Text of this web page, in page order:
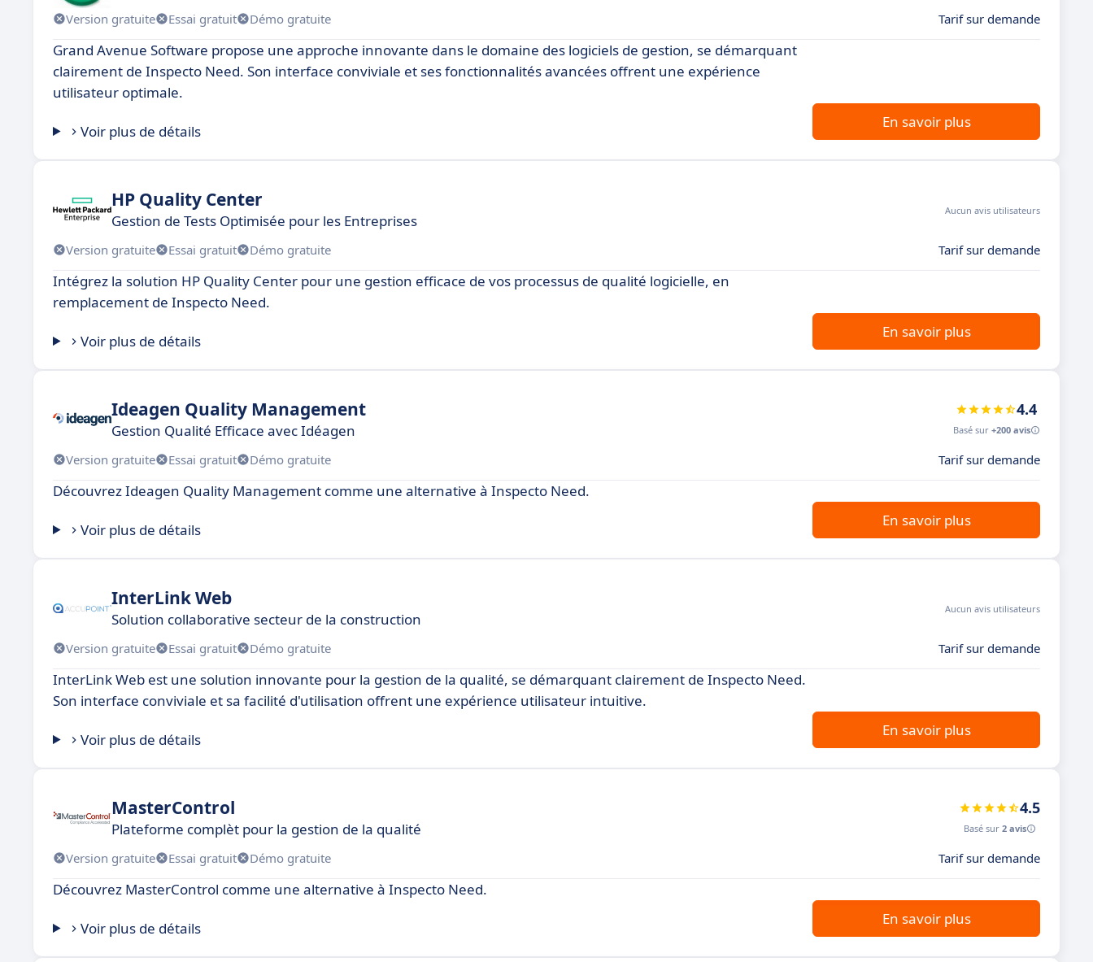
Version gratuite Essai gratuit Démo gratuite Tarif sur demande
Grand Avenue Software propose une approche innovante dans le domaine des logiciels de gestion, se démarquant
clairement de Inspecto Need. Son interface conviviale et ses fonctionnalités avancées offrent une expérience
utilisateur optimale.
Voir plus de détails
En savoir plus
HP Quality Center
Gestion de Tests Optimisée pour les Entreprises
Aucun avis utilisateurs
Version gratuite Essai gratuit Démo gratuite Tarif sur demande
Intégrez la solution HP Quality Center pour une gestion efficace de vos processus de qualité logicielle, en
remplacement de Inspecto Need.
Voir plus de détails
En savoir plus
Ideagen Quality Management
Gestion Qualité Efficace avec Idéagen
4.4
Basé sur +200 avis
Version gratuite Essai gratuit Démo gratuite Tarif sur demande
Découvrez Ideagen Quality Management comme une alternative à Inspecto Need.
Voir plus de détails
En savoir plus
InterLink Web
Solution collaborative secteur de la construction
Aucun avis utilisateurs
Version gratuite Essai gratuit Démo gratuite Tarif sur demande
InterLink Web est une solution innovante pour la gestion de la qualité, se démarquant clairement de Inspecto Need.
Son interface conviviale et sa facilité d'utilisation offrent une expérience utilisateur intuitive.
Voir plus de détails
En savoir plus
MasterControl
Plateforme complèt pour la gestion de la qualité
4.5
Basé sur 2 avis
Version gratuite Essai gratuit Démo gratuite Tarif sur demande
Découvrez MasterControl comme une alternative à Inspecto Need.
Voir plus de détails
En savoir plus